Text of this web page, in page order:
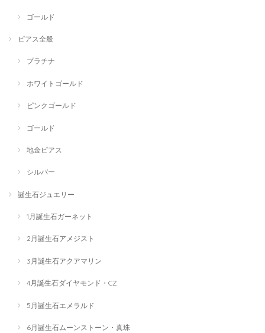
ゴールド
ピアス全般
プラチナ
ホワイトゴールド
ピンクゴールド
ゴールド
地金ピアス
シルバー
誕生石ジュエリー
1月誕生石ガーネット
2月誕生石アメジスト
3月誕生石アクアマリン
4月誕生石ダイヤモンド・CZ
5月誕生石エメラルド
6月誕生石ムーンストーン・真珠